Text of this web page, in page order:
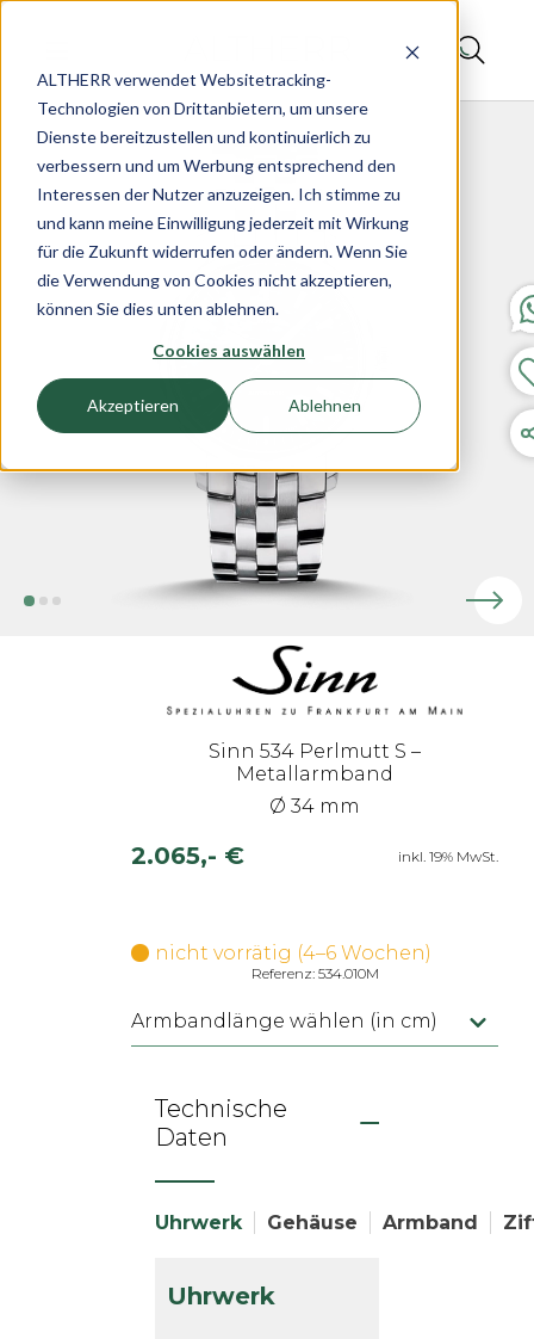
ALTHERR verwendet Websitetracking-
Technologien von Drittanbietern, um unsere
Dienste bereitzustellen und kontinuierlich zu
verbessern und um Werbung entsprechend den
Interessen der Nutzer anzuzeigen. Ich stimme zu
und kann meine Einwilligung jederzeit mit Wirkung
für die Zukunft widerrufen oder ändern. Wenn Sie
die Verwendung von Cookies nicht akzeptieren,
können Sie dies unten ablehnen.
Cookies auswählen
Akzeptieren Ablehnen
Sinn 534 Perlmutt S –
Metallarmband
Ø 34 mm
2.065,- € inkl. 19% MwSt.
nicht vorrätig (4–6 Wochen)
Referenz: 534.010M
Armbandlänge wählen (in cm)
Technische
Daten
Uhrwerk Gehäuse Armband
Uhrwerk